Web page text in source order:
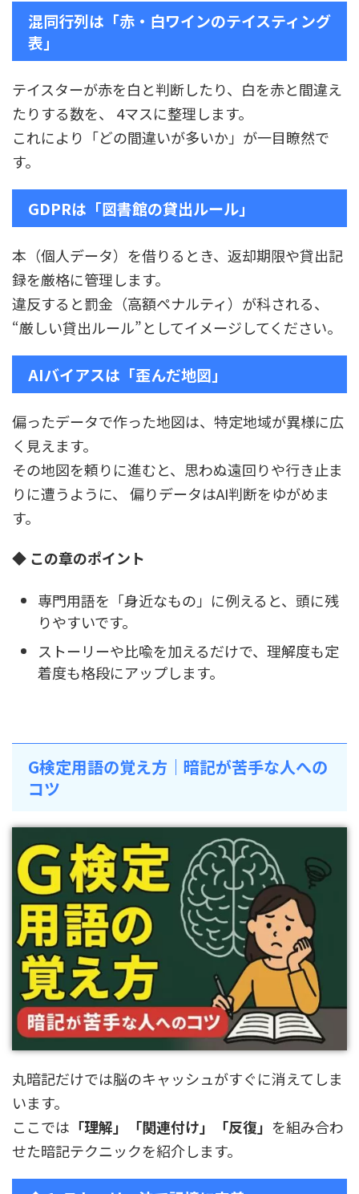
混同行列は「赤・白ワインのテイスティング
表」
テイスターが赤を白と判断したり、白を赤と間違え
たりする数を、 4マスに整理します。
これにより「どの間違いが多いか」が一目瞭然で
す。
GDPRは「図書館の貸出ルール」
本（個人データ）を借りるとき、返却期限や貸出記
録を厳格に管理します。
違反すると罰金（高額ペナルティ）が科される、
“厳しい貸出ルール”としてイメージしてください。
AIバイアスは「歪んだ地図」
偏ったデータで作った地図は、特定地域が異様に広
く見えます。
その地図を頼りに進むと、思わぬ遠回りや行き止ま
りに遭うように、 偏りデータはAI判断をゆがめま
す。
◆ この章のポイント
専門用語を「身近なもの」に例えると、頭に残
りやすいです。
ストーリーや比喩を加えるだけで、理解度も定
着度も格段にアップします。
G検定用語の覚え方｜暗記が苦手な人への
コツ
丸暗記だけでは脳のキャッシュがすぐに消えてしま
います。
ここでは 「理解」「関連付け」「反復」 を組み合わ
せた暗記テクニックを紹介します。